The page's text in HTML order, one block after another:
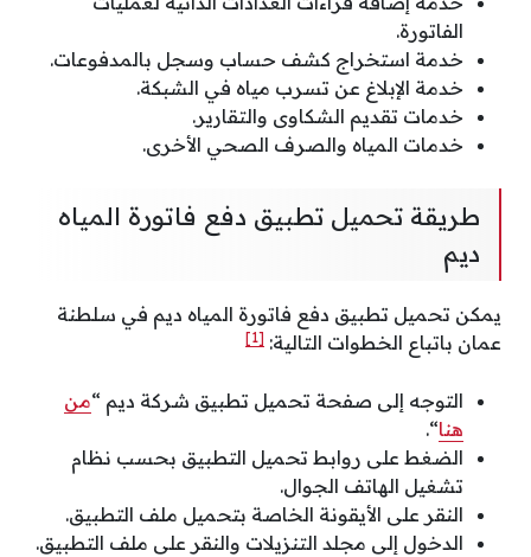
الفاتورة.
خدمة استخراج كشف حساب وسجل بالمدفوعات.
خدمة الإبلاغ عن تسرب مياه في الشبكة.
خدمات تقديم الشكاوى والتقارير.
خدمات المياه والصرف الصحي الأخرى.
طريقة تحميل تطبيق دفع فاتورة المياه
ديم
يمكن تحميل تطبيق دفع فاتورة المياه ديم في سلطنة
عمان باتباع الخطوات التالية: [1]
التوجه إلى صفحة تحميل تطبيق شركة ديم “من
هنا“.
الضغط على روابط تحميل التطبيق بحسب نظام
تشغيل الهاتف الجوال.
النقر على الأيقونة الخاصة بتحميل ملف التطبيق.
الدخول إلى مجلد التنزيلات والنقر على ملف التطبيق.